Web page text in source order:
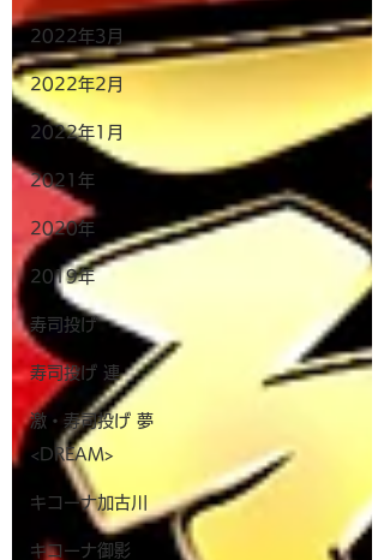
2022年3月
2022年2月
2022年1月
2021年
2020年
2019年
寿司投げ
寿司投げ 連
激・寿司投げ 夢
<DREAM>
キコーナ加古川
キコーナ御影